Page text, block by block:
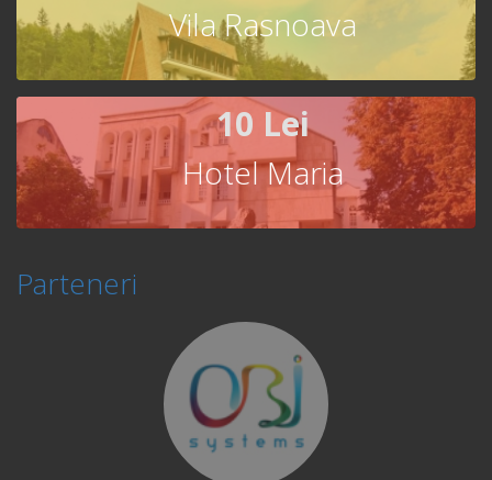
Vila Rasnoava
10 Lei
Hotel Maria
Parteneri